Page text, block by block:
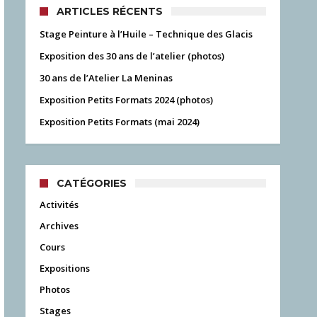
ARTICLES RÉCENTS
Stage Peinture à l’Huile – Technique des Glacis
Exposition des 30 ans de l’atelier (photos)
30 ans de l’Atelier La Meninas
Exposition Petits Formats 2024 (photos)
Exposition Petits Formats (mai 2024)
CATÉGORIES
Activités
Archives
Cours
Expositions
Photos
Stages